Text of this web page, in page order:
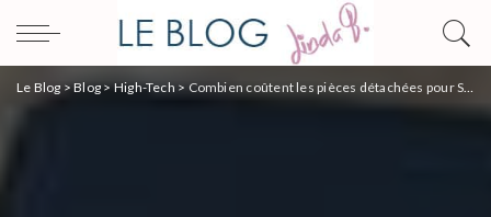
Le Blog>Blog>High-Tech>Combien coûtent les pièces détachées pour Samsung Galaxy Note 10+ ?